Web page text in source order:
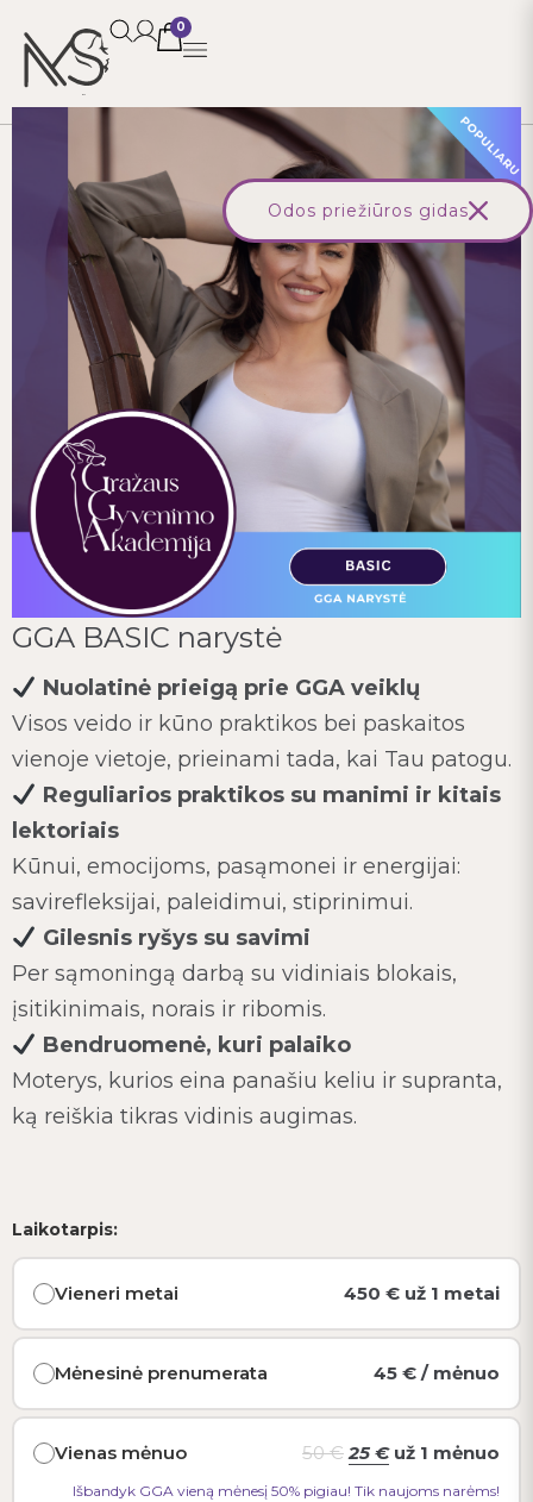
0
Parduotuvė Visos prekės / GGA BASIC narystė
GGA BASIC narystė
Nuolatinė prieigą prie GGA veiklų
Visos veido ir kūno praktikos bei paskaitos
vienoje vietoje, prieinami tada, kai Tau patogu.
Reguliarios praktikos su manimi ir kitais
lektoriais
Kūnui, emocijoms, pasąmonei ir energijai:
savirefleksijai, paleidimui, stiprinimui.
Gilesnis ryšys su savimi
Per sąmoningą darbą su vidiniais blokais,
įsitikinimais, norais ir ribomis.
Bendruomenė, kuri palaiko
Moterys, kurios eina panašiu keliu ir supranta,
ką reiškia tikras vidinis augimas.
Laikotarpis:
Vieneri metai 450 € už 1 metai
Mėnesinė prenumerata 45 € / mėnuo
Vienas mėnuo 50€ 25 € už 1 mėnuo
Išbandyk GGA vieną mėnesį 50% pigiau! Tik naujoms narėms!
Odos priežiūros gidas